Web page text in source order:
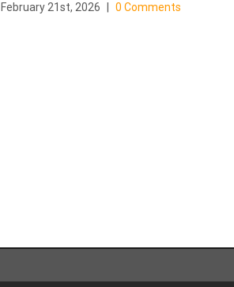
February 21st, 2026 0 Comments